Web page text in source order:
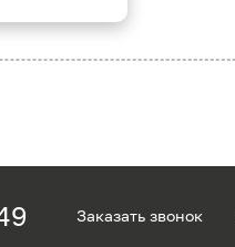
Заказать звонок